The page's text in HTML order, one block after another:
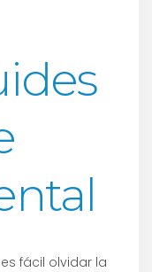
fácil olvidar la